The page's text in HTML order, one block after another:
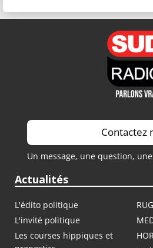
Contactez
Un message, une question,
Actualités
L'édito politique
L'invité politique
Les courses hippiques et